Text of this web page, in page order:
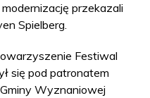
przekazali
Spielberg.
Festiwal
się pod patronatem
Wyznaniowej